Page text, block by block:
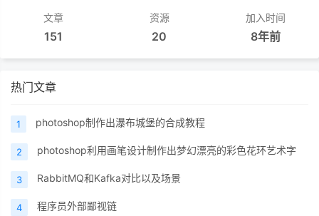
文章
151
资源
20
加入时间
8年前
热门文章
1 photoshop制作出瀑布城堡的合成教程
2 photoshop利用画笔设计制作出梦幻漂亮的彩色花环艺术字
3 RabbitMQ和Kafka对比以及场景
4 程序员外部鄙视链